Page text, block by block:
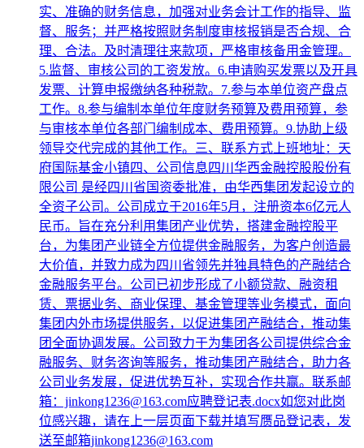
实、准确的财务信息，加强对业务会计工作的指导、监
督、服务；并严格按照财务制度审核报销是否合规、合
理、合法。及时清理往来款项，严格审核备用金管理。
5.监督、审核公司的工资发放。6.申请购买发票以及开具
发票、计算申报缴纳各种税款。7.参与本单位资产盘点
工作。8.参与编制本单位年度财务预算及费用预算，参
与审核本单位各部门编制成本、费用预算。9.协助上级
领导交代完成的其他工作。三、联系方式上班地址：天
府国际基金小镇四、公司信息四川华西金融控股股份有
限公司 是经四川省国资委批准，由华西集团发起设立的
全资子公司。公司成立于2016年5月，注册资本6亿元人
民币。旨在充分利用集团产业优势，搭建金融控股平
台，为集团产业链全方位提供金融服务，为客户创造最
大价值，并致力成为四川省领先并独具特色的产融结合
金融服务平台。公司已初步形成了小额贷款、融资租
赁、票据业务、商业保理、基金管理等业务模式，面向
集团内外市场提供服务，以促进集团产融结合，推动集
团全面协调发展。公司致力于为集团各公司提供综合金
融服务、财务咨询等服务，推动集团产融结合，助力各
公司业务发展，促进优势互补，实现合作共赢。联系邮
箱：jinkong1236@163.com应聘登记表.docx如您对此岗
位感兴趣，请在上一层页面下载并填写赝品登记表，发
送至邮箱jinkong1236@163.com